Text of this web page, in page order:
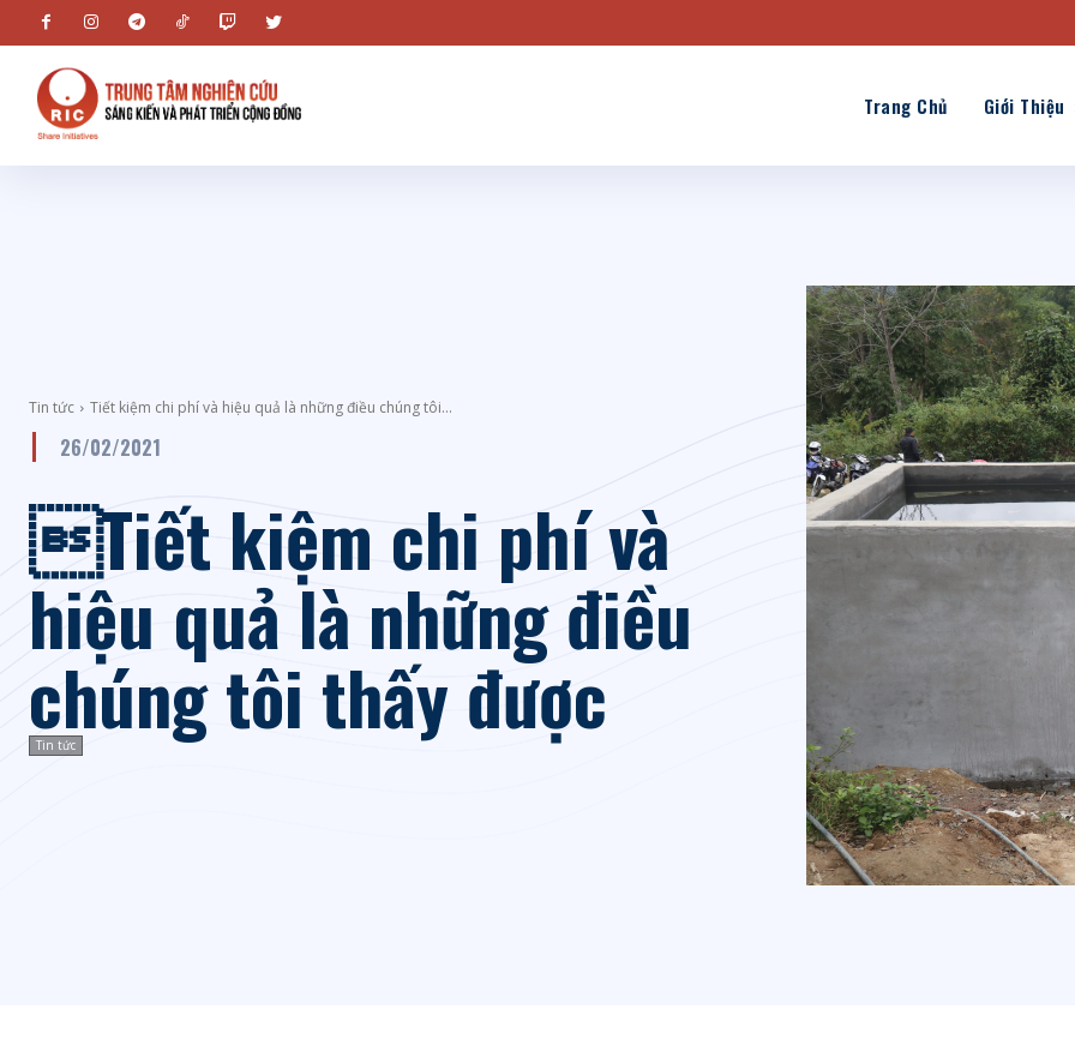
Trang Chủ Giới Thiệu
Tin tức Tiết kiệm chi phí và hiệu quả là những điều chúng tôi...
26/02/2021
Tiết kiệm chi phí và
hiệu quả là những điều
chúng tôi thấy được
Tin tức